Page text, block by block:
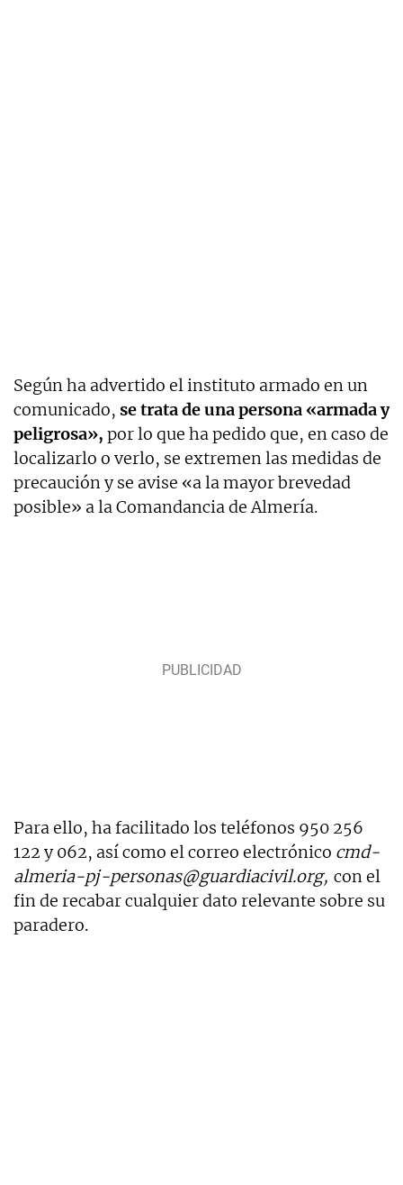
Según ha advertido el instituto armado en un
comunicado, se trata de una persona «armada y
peligrosa», por lo que ha pedido que, en caso de
localizarlo o verlo, se extremen las medidas de
precaución y se avise «a la mayor brevedad
posible» a la Comandancia de Almería.
Para ello, ha facilitado los teléfonos 950 256
122 y 062, así como el correo electrónico cmd-
almeria-pj-personas@guardiacivil.org, con el
fin de recabar cualquier dato relevante sobre su
paradero.